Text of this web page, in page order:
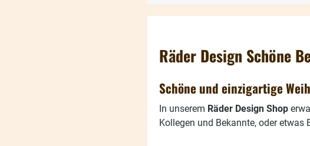
Räder Design Schöne
Schöne und einzigartige
In unserem Räder Design Shop
Kollegen und Bekannte, oder etwas